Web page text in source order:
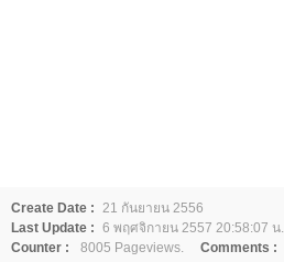
Create Date : 21 กันยายน 2556
Last Update : 6 พฤศจิกายน 2557 20:58:07 น.
Counter :
8005 Pageviews. Comments :